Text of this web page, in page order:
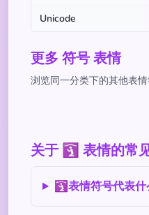
Unicode
更多 符号 表情
浏览同一分类下的其他表
关于 🛐 表情的常
🛐表情符号代表什